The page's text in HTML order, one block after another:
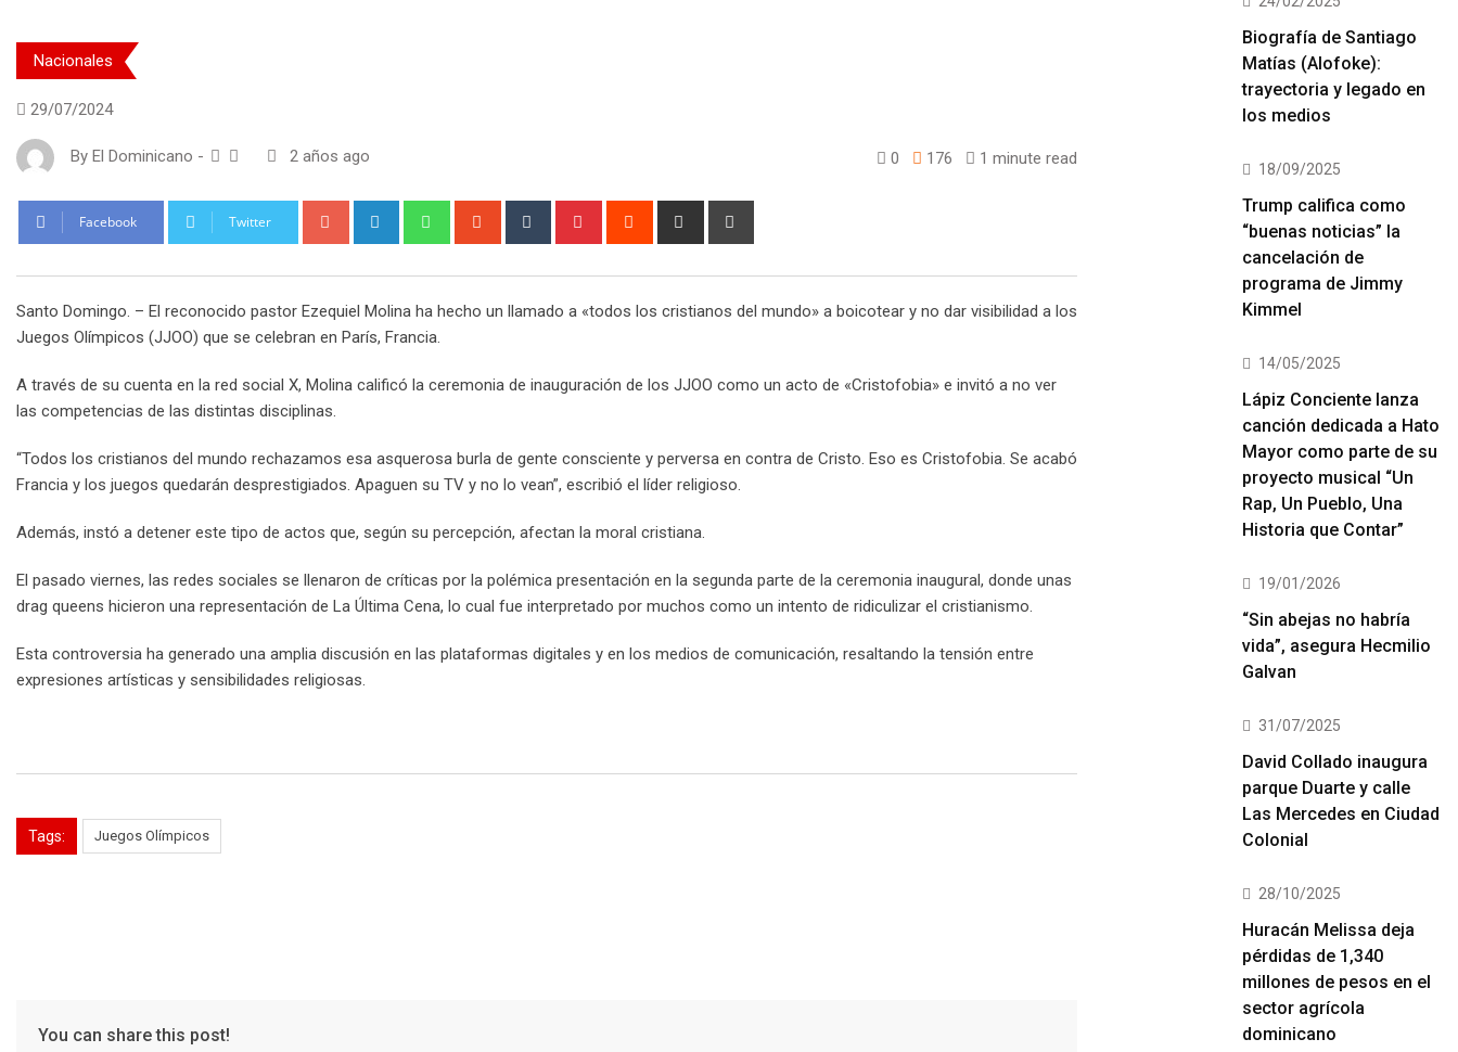
Nacionales
29/07/2024
By El Dominicano - 2 años ago 0 176 1 minute read
Facebook Twitter Google+ LinkedIn WhatsappStumbleUpon
Tumblr Pinterest Reddit
Share
Santo Domingo. – El reconocido pastor Ezequiel Molina ha hecho un llamado a «todos los cristianos del mundo» a boicotear y no dar visibilidad a los
Juegos Olímpicos (JJOO) que se celebran en París, Francia.
A través de su cuenta en la red social X, Molina calificó la ceremonia de inauguración de los JJOO como un acto de «Cristofobia» e invitó a no ver
las competencias de las distintas disciplinas.
“Todos los cristianos del mundo rechazamos esa asquerosa burla de gente consciente y perversa en contra de Cristo. Eso es Cristofobia. Se acabó
Francia y los juegos quedarán desprestigiados. Apaguen su TV y no lo vean”, escribió el líder religioso.
Además, instó a detener este tipo de actos que, según su percepción, afectan la moral cristiana.
El pasado viernes, las redes sociales se llenaron de críticas por la polémica presentación en la segunda parte de la ceremonia inaugural, donde unas
drag queens hicieron una representación de La Última Cena, lo cual fue interpretado por muchos como un intento de ridiculizar el cristianismo.
Esta controversia ha generado una amplia discusión en las plataformas digitales y en los medios de comunicación, resaltando la tensión entre
expresiones artísticas y sensibilidades religiosas.
Tags: Juegos Olímpicos
You can share this post!
Biografía de Santiago
Matías (Alofoke):
trayectoria y legado en
los medios
18/09/2025
Trump califica como
“buenas noticias” la
cancelación de
programa de Jimmy
Kimmel
14/05/2025
Lápiz Conciente lanza
canción dedicada a Hato
Mayor como parte de su
proyecto musical “Un
Rap, Un Pueblo, Una
Historia que Contar”
19/01/2026
“Sin abejas no habría
vida”, asegura Hecmilio
Galvan
31/07/2025
David Collado inaugura
parque Duarte y calle
Las Mercedes en Ciudad
Colonial
28/10/2025
Huracán Melissa deja
pérdidas de 1,340
millones de pesos en el
sector agrícola
dominicano